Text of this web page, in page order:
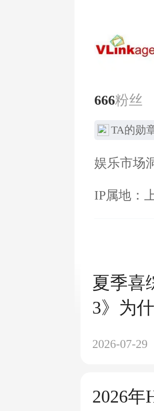
666粉丝
TA的勋
娱乐市场
IP属地：
夏季喜
3》为
2026-07-29
2026年